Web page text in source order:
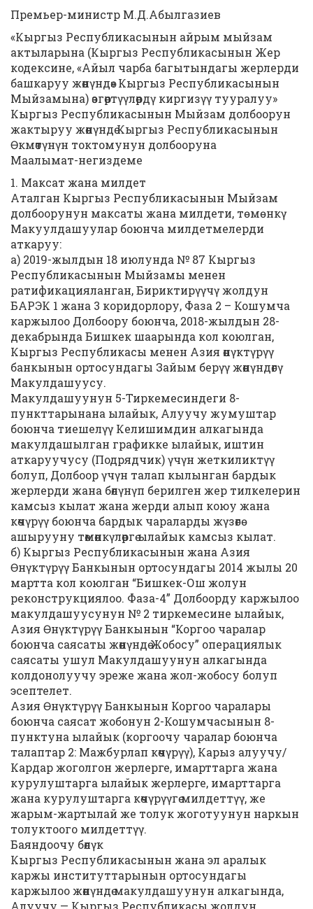
Премьер-министр М.Д.Абылгазиев
«Кыргыз Республикасынын айрым мыйзам
актыларына (Кыргыз Республикасынын Жер
кодексине, «Айыл чарба багытындагы жерлерди
башкаруу жөнүндө» Кыргыз Республикасынын
Мыйзамына) өзгөртүүлөрдү киргизүү тууралуу»
Кыргыз Республикасынын Мыйзам долбоорун
жактыруу жөнүндө Кыргыз Республикасынын
Өкмөтүнүн токтомунун долбооруна
Маалымат-негиздеме
1. Максат жана милдет
Аталган Кыргыз Республикасынын Мыйзам
долбоорунун максаты жана милдети, тѳмѳнкү
Макуулдашуулар боюнча милдетмелерди
аткаруу:
а) 2019-жылдын 18 июлунда № 87 Кыргыз
Республикасынын Мыйзамы менен
ратификацияланган, Бириктирүүчү жолдун
БАРЭК 1 жана 3 коридорлору, Фаза 2 – Кошумча
каржылоо Долбоору боюнча, 2018-жылдын 28-
декабрында Бишкек шаарында кол коюлган,
Кыргыз Республикасы менен Азия өнүктүрүү
банкынын ортосундагы Зайым берүү жөнүндөгү
Макулдашуусу.
Макулдашуунун 5-Тиркемесиндеги 8-
пункттарынана ылайык, Алуучу жумуштар
боюнча тиешелүү Келишимдин алкагында
макулдашылган графикке ылайык, иштин
аткаруучусу (Подрядчик) үчүн жеткиликтүү
болуп, Долбоор үчүн талап кылынган бардык
жерлерди жана бөлүнүп берилген жер тилкелерин
камсыз кылат жана жерди алып коюу жана
көчүрүү боюнча бардык чараларды жүзөгө
ашырууну төмөнкүлөргө ылайык камсыз кылат.
б) Кыргыз Республикасынын жана Азия
Өнүктүрүү Банкынын ортосундагы 2014 жылы 20
мартта кол коюлган “Бишкек-Ош жолун
реконструкциялоо. Фаза-4” Долбоорду каржылоо
макулдашуусунун № 2 тиркемесине ылайык,
Азия Өнүктүрүү Банкынын “Коргоо чаралар
боюнча саясаты жөнүндө Жобосу” операциялык
саясаты ушул Макулдашуунун алкагында
колдонолуучу эреже жана жол-жобосу болуп
эсептелет.
Азия Өнүктүрүү Банкынын Коргоо чаралары
боюнча саясат жобонун 2-Кошумчасынын 8-
пунктуна ылайык (коргоочу чаралар боюнча
талаптар 2: Мажбурлап көчүрүү), Карыз алуучу/
Кардар жоголгон жерлерге, имарттарга жана
курулуштарга ылайык жерлерге, имарттарга
жана курулуштарга көчүрүүгө милдеттүү, же
жарым-жартылай же толук жоготуунун наркын
толуктоого милдеттүү.
Баяндоочу бөлүк
Кыргыз Республикасынын жана эл аралык
каржы институттарынын ортосундагы
каржылоо жөнүндө макулдашуунун алкагында,
Алуучу — Кыргыз Республикасы жолдун